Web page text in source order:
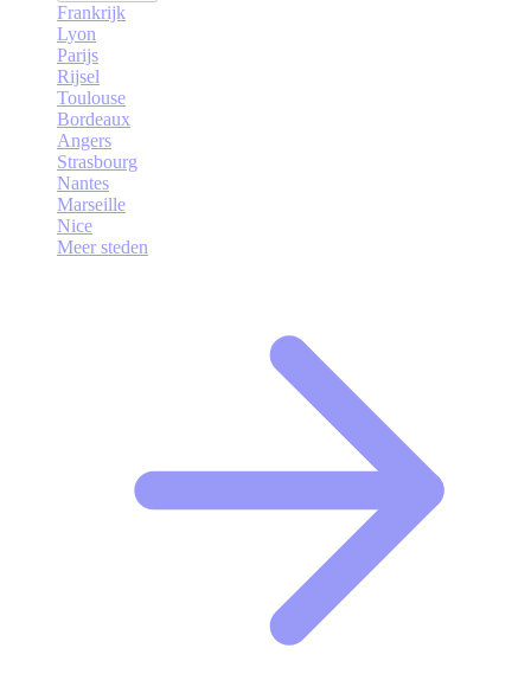
Frankrijk
Lyon
Parijs
Rijsel
Toulouse
Bordeaux
Angers
Strasbourg
Nantes
Marseille
Nice
Meer steden